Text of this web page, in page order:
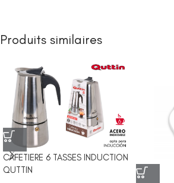
Produits similaires
CAFETIERE 6 TASSES INDUCTION
QUTTIN